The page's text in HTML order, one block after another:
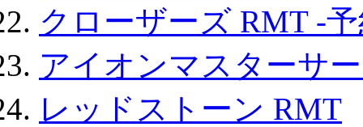
クローザーズ RMT -
アイオンマスターサ
レッドストーン RMT